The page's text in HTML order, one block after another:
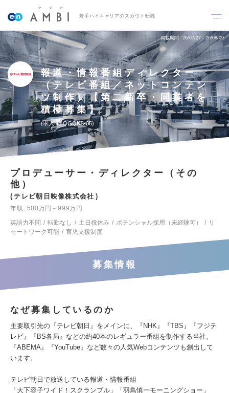
若手ハイキャリアのスカウト転職
掲載期間 26/07/27～26/08/09
報道・情報番組ディレクター
（テレビ番組／ネットコンテン
ツ制作）【第二新卒・同業者を
積極募集】
求人No.QGQKS-05
プロデューサー・ディレクター（その
他）
テレビ朝日映像株式会社
年収
500万円～999万円
英語力不問
転勤なし 土日祝休み ポテンシャル採用（未経験可）
リ
モートワーク可能
育児支援制度
募集情報
なぜ募集しているのか
主要取引先の『テレビ朝日』をメインに、『NHK』『TBS』『フジテ
レビ』『BS各局』などの約40本のレギュラー番組を制作する当社。
『ABEMA』『YouTube』など数々の人気Webコンテンツも創出して
います。
テレビ朝日で放送している報道・情報番組
「大下容子ワイド！スクランブル」「羽鳥慎一モーニングショー」